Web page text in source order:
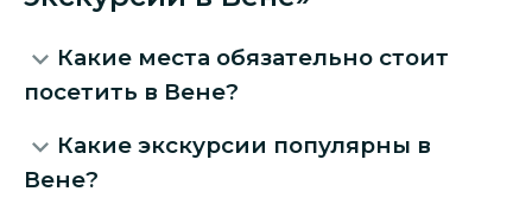
Какие места обязательно стоит
посетить в Вене?
Какие экскурсии популярны в
Вене?